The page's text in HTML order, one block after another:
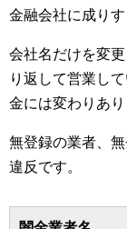
金融会社に成り
会社名だけを変
り返して営業し
金には変わりあり
無登録の業者、
違反です。